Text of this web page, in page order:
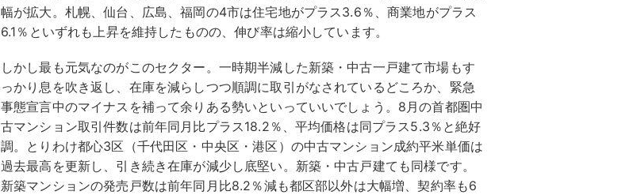
幅が拡大。札幌、仙台、広島、福岡の4市は住宅地がプラス3.6％、商業地がプラス
6.1％といずれも上昇を維持したものの、伸び率は縮小しています。
しかし最も元気なのがこのセクター。一時期半減した新築・中古一戸建て市場もす
っかり息を吹き返し、在庫を減らしつつ順調に取引がなされているどころか、緊急
事態宣言中のマイナスを補って余りある勢いといっていいでしょう。8月の首都圏中
古マンション取引件数は前年同月比プラス18.2％、平均価格は同プラス5.3％と絶好
調。とりわけ都心3区（千代田区・中央区・港区）の中古マンション成約平米単価は
過去最高を更新し、引き続き在庫が減少し底堅い。新築・中古戸建ても同様です。
新築マンションの発売戸数は前年同月比8.2％減も都区部以外は大幅増、契約率も6